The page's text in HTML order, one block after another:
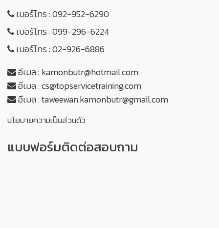
เบอร์โทร :092-952-6290
เบอร์โทร :099-296-6224
เบอร์โทร :02-926-6886
อีเมล :kamonbutr@hotmail.com
อีเมล :cs@topservicetraining.com
อีเมล :taweewan.kamonbutr@gmail.com
นโยบายความเป็นส่วนตัว
แบบฟอร์มติดต่อสอบถาม